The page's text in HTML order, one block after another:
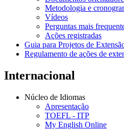
Metodologia e
Vídeos
Perguntas mais
Ações registradas
Guia para Projetos de
Regulamento de ações de
Internacional
Núcleo de Idiomas
Apresentação
TOEFL - ITP
My English Online